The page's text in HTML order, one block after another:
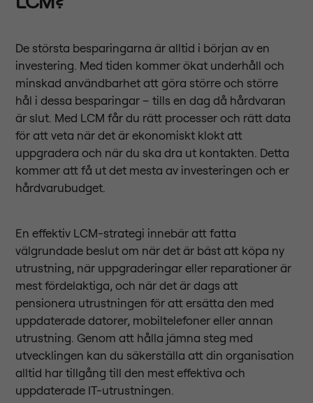
De största besparingarna är alltid i början av en
investering. Med tiden kommer ökat underhåll och
minskad användbarhet att göra större och större
hål i dessa besparingar – tills en dag då hårdvaran
är slut. Med LCM får du rätt processer och rätt data
för att veta när det är ekonomiskt klokt att
uppgradera och när du ska dra ut kontakten. Detta
kommer att få ut det mesta av investeringen och er
hårdvarubudget.
En effektiv LCM-strategi innebär att fatta
välgrundade beslut om när det är bäst att köpa ny
utrustning, när uppgraderingar eller reparationer är
mest fördelaktiga, och när det är dags att
pensionera utrustningen för att ersätta den med
uppdaterade datorer, mobiltelefoner eller annan
utrustning. Genom att hålla jämna steg med
utvecklingen kan du säkerställa att din organisation
alltid har tillgång till den mest effektiva och
uppdaterade IT-utrustningen.